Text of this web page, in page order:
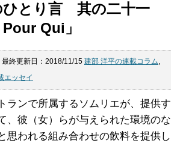
ひとり言 其の二十一
Pour Qui」
最終更新日：2018/11/15 建部 洋平の連載コラム,
エッセイ
ランで所属するソムリエが、提供す
、彼（女）らが与えられた環境のな
思われる組み合わせの飲料を提供し